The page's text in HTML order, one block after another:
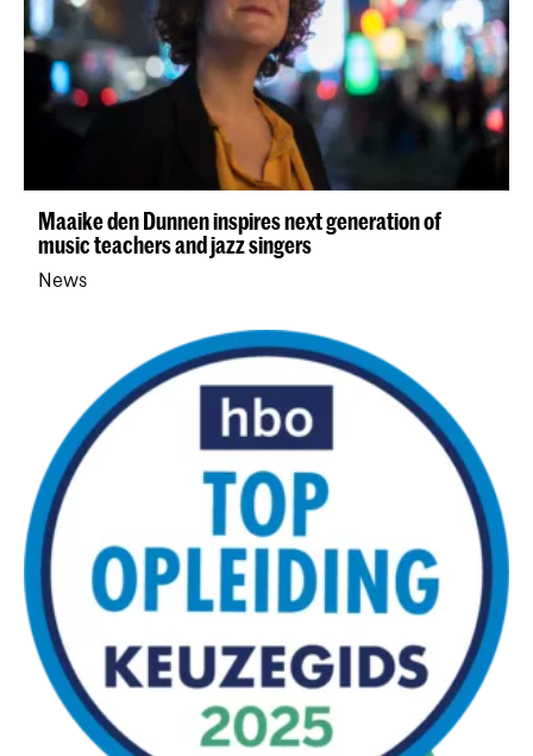
Maaike den Dunnen inspires next generation of
music teachers and jazz singers
News